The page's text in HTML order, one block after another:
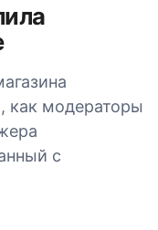
как модераторы
с